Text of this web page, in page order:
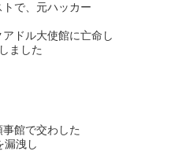
で、元ハッカー
ドル大使館に亡命し
ました
館で交わした
漏洩し